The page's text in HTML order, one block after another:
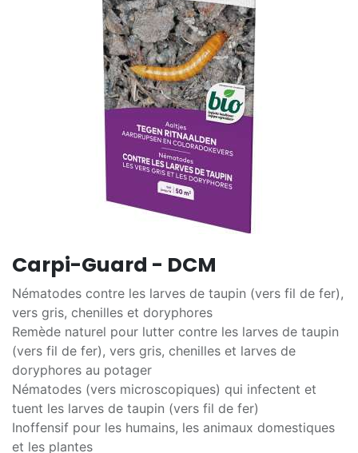
Carpi-Guard - DCM
Nématodes contre les larves de taupin (vers fil de fer),
vers gris, chenilles et doryphores
Remède naturel pour lutter contre les larves de taupin
(vers fil de fer), vers gris, chenilles et larves de
doryphores au potager
Nématodes (vers microscopiques) qui infectent et
tuent les larves de taupin (vers fil de fer)
Inoffensif pour les humains, les animaux domestiques
et les plantes